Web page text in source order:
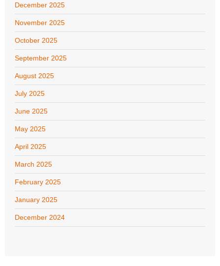
December 2025
November 2025
October 2025
September 2025
August 2025
July 2025
June 2025
May 2025
April 2025
March 2025
February 2025
January 2025
December 2024